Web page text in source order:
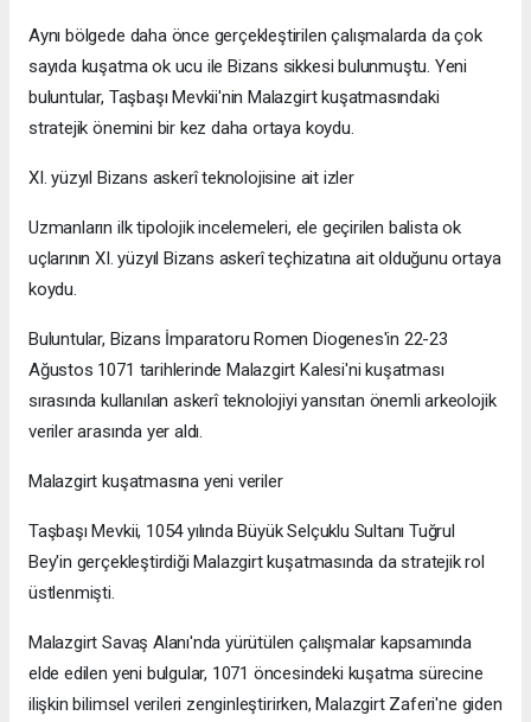
Aynı bölgede daha önce gerçekleştirilen çalışmalarda da çok
sayıda kuşatma ok ucu ile Bizans sikkesi bulunmuştu. Yeni
buluntular, Taşbaşı Mevkii'nin Malazgirt kuşatmasındaki
stratejik önemini bir kez daha ortaya koydu.
XI. yüzyıl Bizans askerî teknolojisine ait izler
Uzmanların ilk tipolojik incelemeleri, ele geçirilen balista ok
uçlarının XI. yüzyıl Bizans askerî teçhizatına ait olduğunu ortaya
koydu.
Buluntular, Bizans İmparatoru Romen Diogenes'in 22-23
Ağustos 1071 tarihlerinde Malazgirt Kalesi'ni kuşatması
sırasında kullanılan askerî teknolojiyi yansıtan önemli arkeolojik
veriler arasında yer aldı.
Malazgirt kuşatmasına yeni veriler
Taşbaşı Mevkii, 1054 yılında Büyük Selçuklu Sultanı Tuğrul
Bey'in gerçekleştirdiği Malazgirt kuşatmasında da stratejik rol
üstlenmişti.
Malazgirt Savaş Alanı'nda yürütülen çalışmalar kapsamında
elde edilen yeni bulgular, 1071 öncesindeki kuşatma sürecine
ilişkin bilimsel verileri zenginleştirirken, Malazgirt Zaferi'ne giden